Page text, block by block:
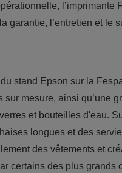
garantie, l’entretien et le
stand Epson sur la
mesure, ainsi qu’une
et bouteilles d'eau.
longues et des
des vêtements et
certains des plus